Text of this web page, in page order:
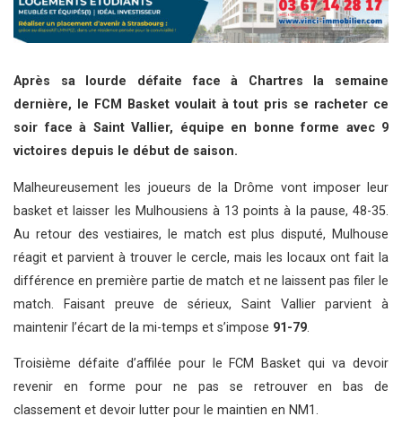
Après sa lourde défaite face à Chartres la semaine
dernière, le FCM Basket voulait à tout pris se racheter ce
soir face à Saint Vallier, équipe en bonne forme avec 9
victoires depuis le début de saison.
Malheureusement les joueurs de la Drôme vont imposer leur
basket et laisser les Mulhousiens à 13 points à la pause, 48-35.
Au retour des vestiaires, le match est plus disputé, Mulhouse
réagit et parvient à trouver le cercle, mais les locaux ont fait la
différence en première partie de match et ne laissent pas filer le
match. Faisant preuve de sérieux, Saint Vallier parvient à
maintenir l’écart de la mi-temps et s’impose 91-79.
Troisième défaite d’affilée pour le FCM Basket qui va devoir
revenir en forme pour ne pas se retrouver en bas de
classement et devoir lutter pour le maintien en NM1.